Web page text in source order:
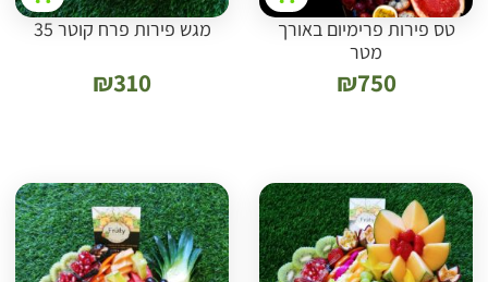
טס פירות פרימיום באורך
מטר
₪750
מגש פירות פרח קוטר 35
₪310